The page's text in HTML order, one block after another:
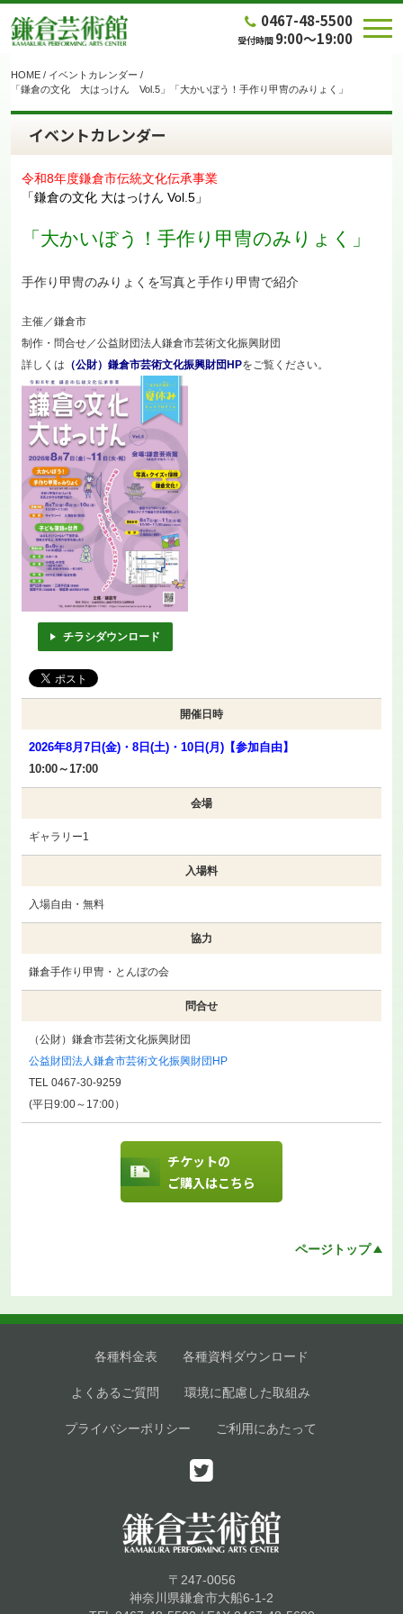
0467-48-5500
受付時間 9:00～19:00
HOME / イベントカレンダー /
「鎌倉の文化 大はっけん Vol.5」「大かいぼう！手作り甲冑のみりょく」
チケットの
ご購入はこちら
イベントカレンダー
令和8年度鎌倉市伝統文化伝承事業
「鎌倉の文化 大はっけん Vol.5」
「大かいぼう！手作り甲冑のみりょく」
手作り甲冑のみりょくを写真と手作り甲冑で紹介
主催／鎌倉市
制作・問合せ／公益財団法人鎌倉市芸術文化振興財団
詳しくは （公財）鎌倉市芸術文化振興財団HPをご覧ください。
チラシダウンロード
開催日時
2026年8月7日(金)・8日(土)・10日(月)【参加自由】
10:00～17:00
会場
ギャラリー1
入場料
入場自由・無料
協力
鎌倉手作り甲冑・とんぼの会
問合せ
（公財）鎌倉市芸術文化振興財団
公益財団法人鎌倉市芸術文化振興財団HP
TEL 0467-30-9259
(平日9:00～17:00）
ページトップ
各種料金表 各種資料ダウンロード
よくあるご質問 環境に配慮した取組み
プライバシーポリシー ご利用にあたって
〒247-0056
神奈川県鎌倉市大船6-1-2